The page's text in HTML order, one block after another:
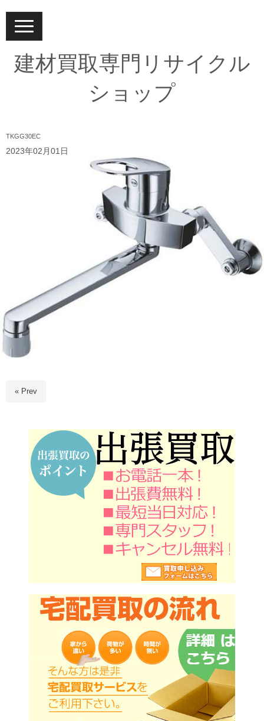
N
a
v
g
a
建材買取専門リサイクル
ショップ
TKGG30EC
2023年02月01日
« Prev